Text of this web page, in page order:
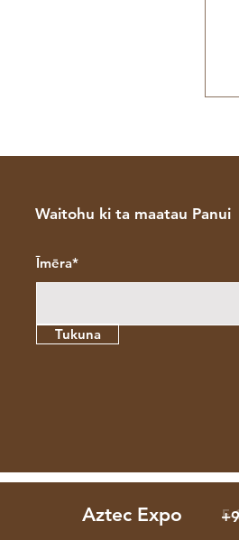
Waitohu ki ta maatau Panui
Īmēra*
Tukuna
Aztec Expo F-